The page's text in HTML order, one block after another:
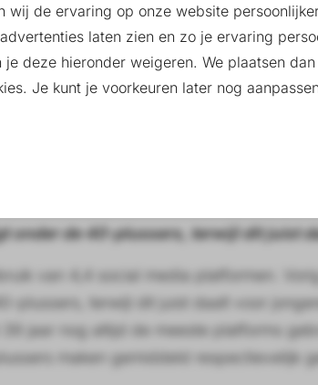
onder de 40-plussers, terwijl dit juist
van 4,4 social media platformen.
plussers, terwijl dit juist daalt voor
jaar nog altijd de meeste platforms
maken gemiddeld respectievelijk
de ervaring op onze website
laten zien en zo je ervaring
deze hieronder weigeren. We plaatsen
Je kunt je voorkeuren later nog